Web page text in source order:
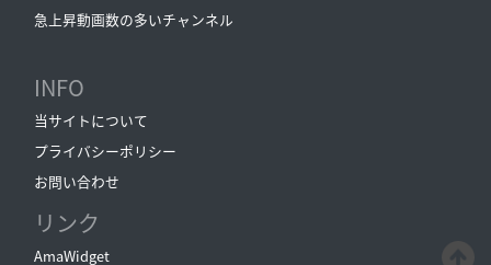
急上昇動画数の多いチャンネル
INFO
当サイトについて
プライバシーポリシー
お問い合わせ
リンク
AmaWidget